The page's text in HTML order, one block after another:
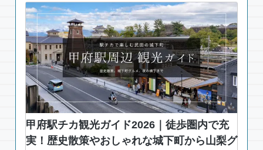
甲府駅チカ観光ガイド2026｜徒歩圏内で充
実！歴史散策やおしゃれな城下町から山梨グ